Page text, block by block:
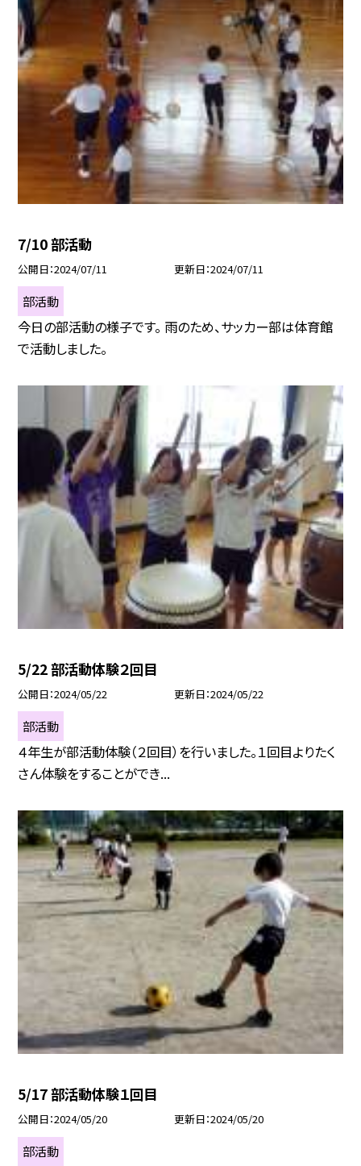
7/10 部活動
公開日 2024/07/11 更新日 2024/07/11
部活動
今日の部活動の様子です。 雨のため、サッカー部は体育館
で活動しました。
5/22 部活動体験２回目
公開日 2024/05/22 更新日 2024/05/22
部活動
４年生が部活動体験（２回目）を行いました。１回目よりたく
さん体験をすることができ...
5/17 部活動体験１回目
公開日 2024/05/20 更新日 2024/05/20
部活動